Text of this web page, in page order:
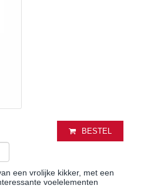
BESTEL
een vrolijke kikker, met een
voelelementen